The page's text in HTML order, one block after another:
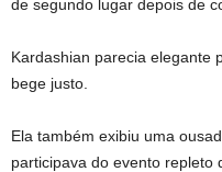
de segundo lugar depois de
Kardashian parecia elegante
bege justo.
Ela também exibiu uma
participava do evento repleto